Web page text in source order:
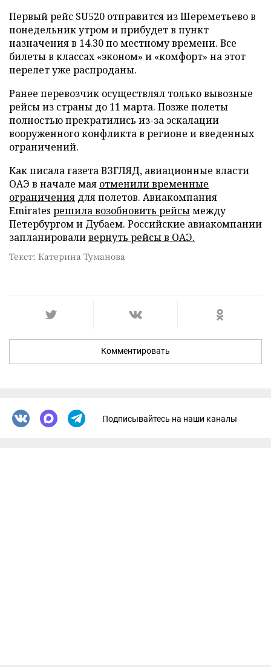
Первый рейс SU520 отправится из Шереметьево в
понедельник утром и прибудет в пункт
назначения в 14.30 по местному времени. Все
билеты в классах «эконом» и «комфорт» на этот
перелет уже распроданы.
Ранее перевозчик осуществлял только вывозные
рейсы из страны до 11 марта. Позже полеты
полностью прекратились из-за эскалации
вооруженного конфликта в регионе и введенных
ограничений.
Как писала газета ВЗГЛЯД, авиационные власти
ОАЭ в начале мая отменили временные
ограничения для полетов. Авиакомпания
Emirates решила возобновить рейсымежду
Петербургом и Дубаем. Российские авиакомпании
запланироваливернуть рейсы в ОАЭ.
Текст: Катерина Туманова
Комментировать
Подписывайтесь на наши каналы